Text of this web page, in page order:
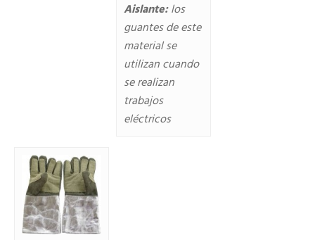
Aislante:los
guantes de este
material se
utilizan cuando
se realizan
trabajos
eléctricos